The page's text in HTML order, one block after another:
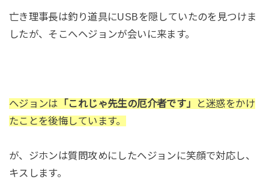
亡き理事長は釣り道具にUSBを隠していたのを見つけま
したが、そこへヘジョンが会いに来ます。
ヘジョンは 「これじゃ先生の厄介者です」
と迷惑をかけ
たことを後悔しています。
が、ジホンは質問攻めにしたヘジョンに笑顔で対応し、
キスします。